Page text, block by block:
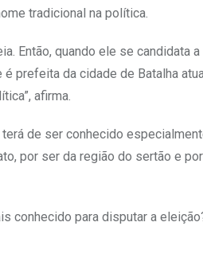
tradicional na política.
Então, quando ele se candidata
prefeita da cidade de Batalha
afirma.
de ser conhecido
por ser da região do sertão e
conhecido para disputar a